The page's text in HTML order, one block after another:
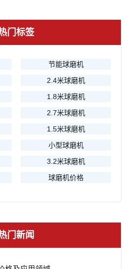
门标签
节能球磨机
2.4米球磨机
1.8米球磨机
2.7米球磨机
1.5米球磨机
小型球磨机
3.2米球磨机
球磨机价格
门新闻